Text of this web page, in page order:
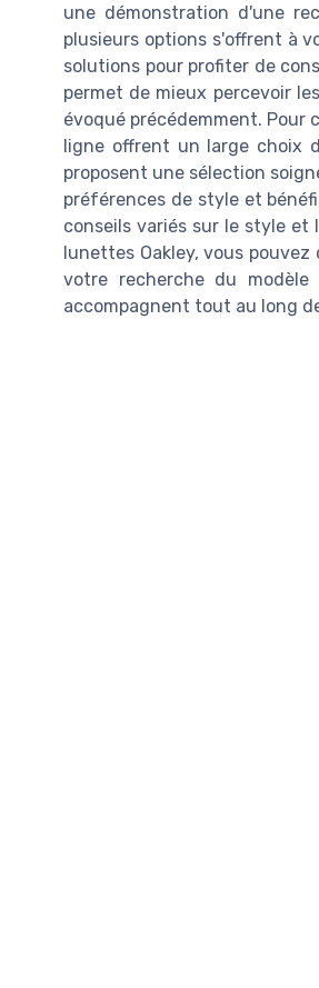
une démonstration d'une
plusieurs options s'offrent à
solutions pour profiter de
permet de mieux percevoir
évoqué précédemment.
ligne offrent un large choix
proposent une sélection
préférences de style et
conseils variés sur le style et
lunettes Oakley, vous pouvez
votre recherche du
accompagnent tout au long